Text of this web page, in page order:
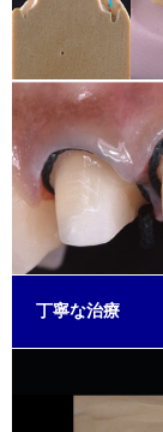
丁寧な治療